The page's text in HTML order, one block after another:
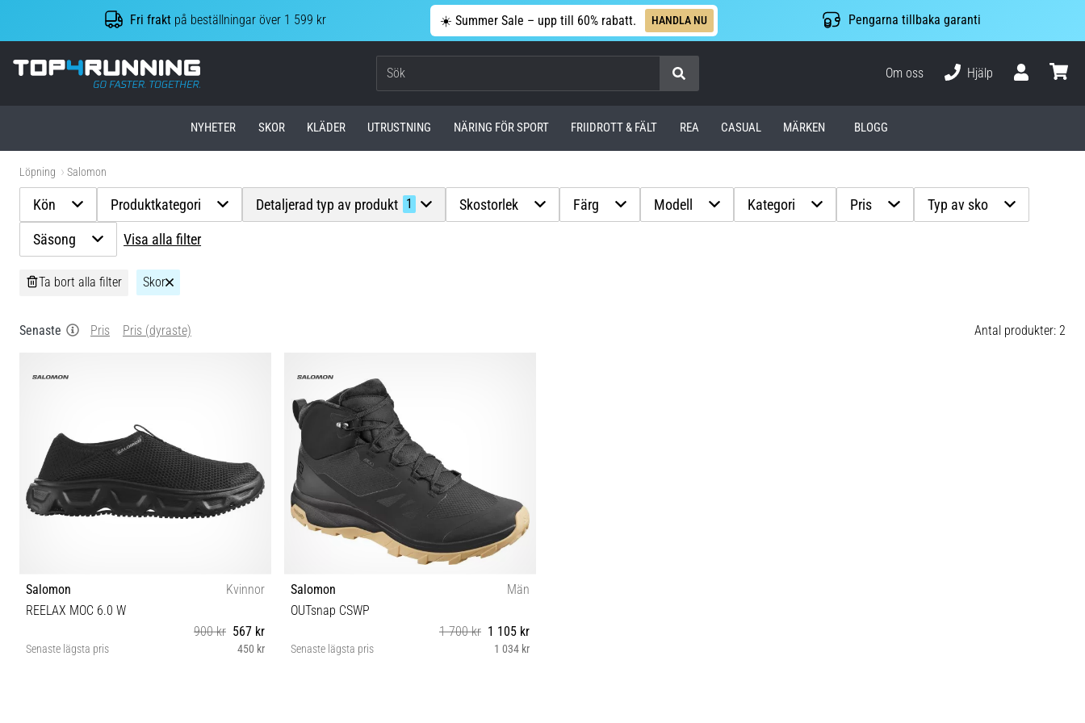
Fri frakt på beställningar över 1 599 kr ☀️ Summer Sale – upp till 60% rabatt. HANDLA NU Pengarna tillbaka garanti
Top4Running.se
Om oss
Hjälp
NYHETER SKOR KLÄDER UTRUSTNING NÄRING FÖR SPORT FRIIDROTT & FÄLT REA CASUAL MÄRKEN BLOGG
Löpning Salomon
Kön Produktkategori Detaljerad typ av produkt 1 Skostorlek Färg Modell Kategori Pris Typ av sko
Säsong Visa alla filter
Ta bort alla filter Skor
Senaste Pris Pris (dyraste) Antal produkter: 2
Salomon
Kvinnor
REELAX MOC 6.0 W
900 kr 567 kr
Senaste lägsta pris 450 kr
Salomon
Män
OUTsnap CSWP
1 700 kr 1 105 kr
Senaste lägsta pris 1 034 kr